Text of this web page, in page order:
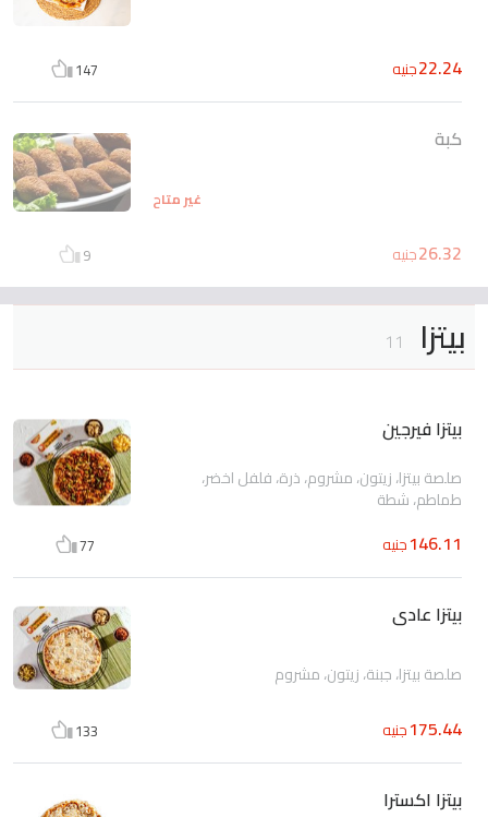
22.24جنيه 147
كبة
غير متاح
26.32جنيه 9
بيتزا 11
بيتزا فيرجين
صلصة بيتزا، زيتون، مشروم، ذرة، فلفل اخضر،
طماطم، شطة
146.11جنيه 77
بيتزا عادى
صلصة بيتزا، جبنة، زيتون، مشروم
175.44جنيه 133
بيتزا اكسترا